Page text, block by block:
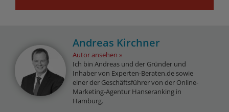
Andreas Kirchner
Autor ansehen
Ich bin Andreas und der Gründer und
Inhaber von Experten-Beraten.de sowie
einer der Geschäftsführer von der Online-
Marketing-Agentur Hanseranking in
Hamburg.